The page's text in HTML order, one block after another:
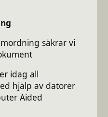
säkrar vi
idag all
hjälp av datorer
Aided